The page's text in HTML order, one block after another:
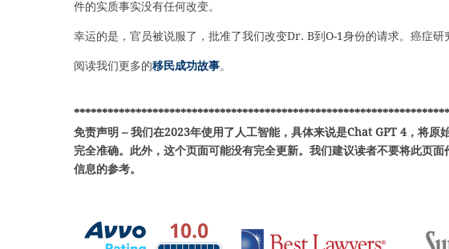
件的实质事实没有任何改变。
幸运的是，官员被说服了，批准了我们改变Dr. B到O-1身份的请求。癌症
阅读我们更多的移民成功故事。
免责声明 – 我们在2023年使用了人工智能，具体来说是Chat GPT 4，将
完全准确。此外，这个页面可能没有完全更新。我们建议读者不要将此页
信息的参考。